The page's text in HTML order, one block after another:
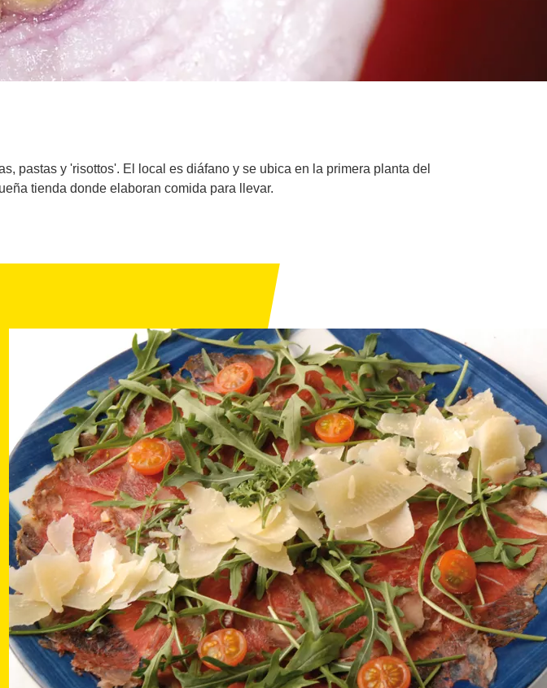
pastas y 'risottos'. El local es diáfano y se ubica en la primera planta del
tienda donde elaboran comida para llevar.